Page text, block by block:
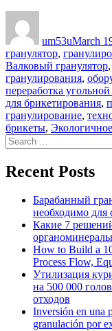
um53uMarch
гранулятор,
Валковый гранулятор,
гранулирования,
переработка
для брикетирования,
гранулирование,
брикеты,
Search
for:
Recent Posts
Барабанный
необходимо для
Какие 7
How to Build a
Process Flow,
Утилизация
на 500 000
отходов
Inversión en una
granulación por